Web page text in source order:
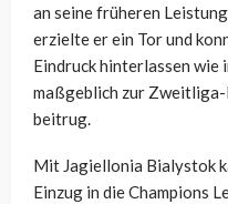
an seine früheren
erzielte er ein Tor und
Eindruck hinterlassen wie
maßgeblich zur
beitrug.
Mit Jagiellonia Bialystok
Einzug in die Champions